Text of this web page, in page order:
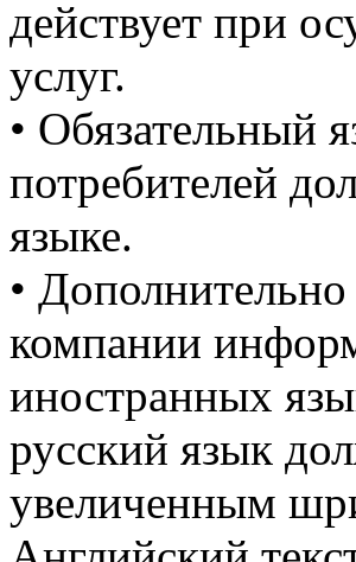
действует при
услуг.
• Обязательный
потребителей
языке.
•
компании
иностранных
русский язык
увеличенным